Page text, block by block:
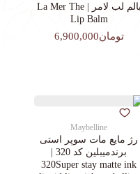
بالم لب لامر | La Mer The
Lip Balm
تومان6,900,000
Maybelline
رژ مایع مات سوپر استی‌
برندمیبلین کد 320 |
320Super stay matte ink